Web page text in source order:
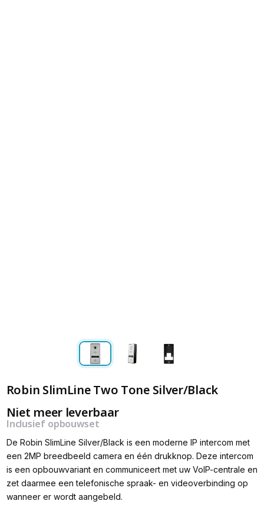
Robin SlimLine Two Tone Silver/Black
Niet meer leverbaar
Inclusief opbouwset
De Robin SlimLine Silver/Black is een moderne IP intercom met
een 2MP breedbeeld camera en één drukknop. Deze intercom
is een opbouwvariant en communiceert met uw VoIP-centrale en
zet daarmee een telefonische spraak- en videoverbinding op
wanneer er wordt aangebeld.